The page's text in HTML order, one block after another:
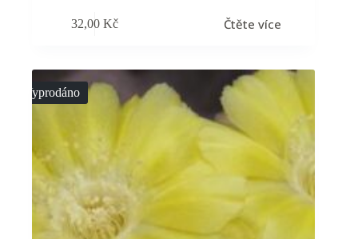
32,00Kč Čtěte více
Vyprodáno